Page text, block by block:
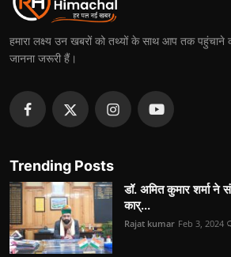
हमारा लक्ष्य उन खबरों को तथ्यों के साथ आप तक
जानना जरूरी हैं।
Trending Posts
डॉ. अमित कुमार शर्मा ने
कार्...
Rajat kumar Feb 3, 2024